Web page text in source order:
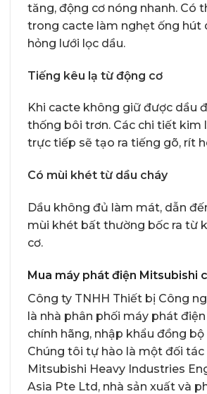
tăng, động cơ nóng nhanh. Có
trong cacte làm nghẹt ống hút
hỏng lưới lọc dầu.
Tiếng kêu lạ từ động cơ
Khi cacte không giữ được dầu
thống bôi trơn. Các chi tiết kim
trực tiếp sẽ tạo ra tiếng gõ, rít
Có mùi khét từ dầu cháy
Dầu không đủ làm mát, dẫn
mùi khét bất thường bốc ra từ
cơ.
Mua máy phát điện Mitsubishi
Công ty TNHH Thiết bị Công
là nhà phân phối máy phát
chính hãng, nhập khẩu đồng
Chúng tôi tự hào là một đối
Mitsubishi Heavy Industries
Asia Pte Ltd, nhà sản xuất và